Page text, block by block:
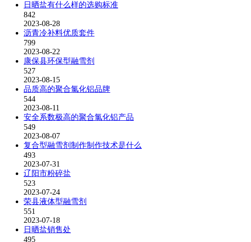
日晒盐有什么样的选购标准
842
2023-08-28
沥青冷补料优质套件
799
2023-08-22
康保县环保型融雪剂
527
2023-08-15
品质高的聚合氯化铝品牌
544
2023-08-11
安全系数极高的聚合氯化铝产品
549
2023-08-07
复合型融雪剂制作制作技术是什么
493
2023-07-31
辽阳市粉碎盐
523
2023-07-24
荣县液体型融雪剂
551
2023-07-18
日晒盐销售处
495